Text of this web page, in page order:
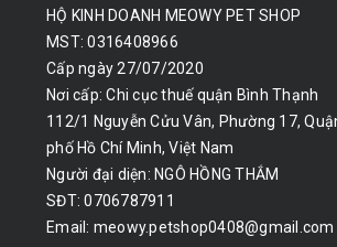
HỘ KINH DOANH MEOWY PET SHOP
MST: 0316408966
Cấp ngày 27/07/2020
Nơi cấp: Chi cục thuế quận Bình Thạnh
112/1 Nguyễn Cửu Vân, Phường 17,
phố Hồ Chí Minh, Việt Nam
Người đại diện: NGÔ HỒNG THẮM
SĐT: 0706787911
Email: meowy.petshop0408@gmail.com